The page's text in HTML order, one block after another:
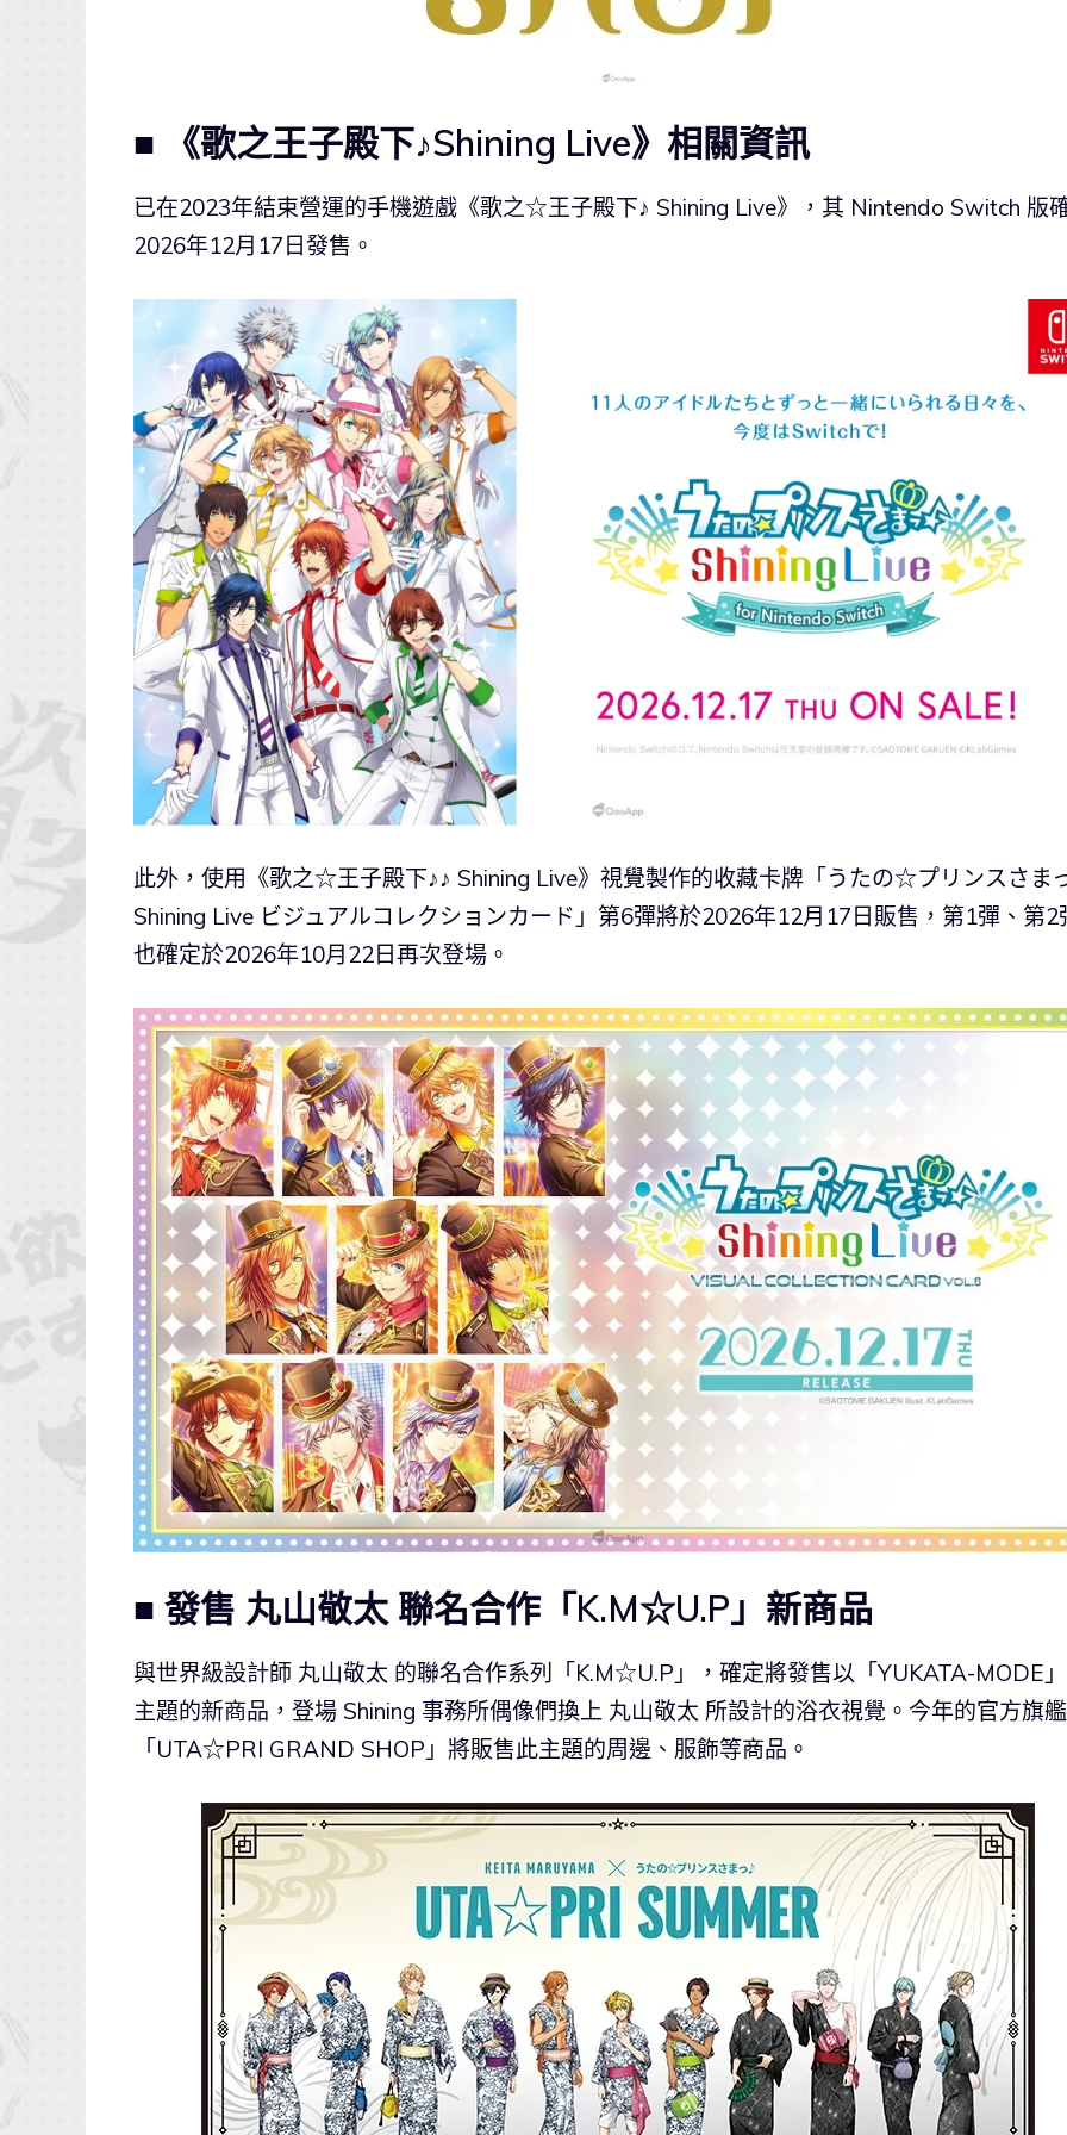
■ 《歌之王子殿下♪Shining Live》相關資訊
已在2023年結束營運的手機遊戲《歌之☆王子殿下♪ Shining Live》，其 Nintendo Switch 版
2026年12月17日發售。
此外，使用《歌之☆王子殿下♪♪ Shining Live》視覺製作的收藏卡牌「うたの☆プリンスさま
Shining Live ビジュアルコレクションカード」第6彈將於2026年12月17日販售，第1彈、第2
也確定於2026年10月22日再次登場。
■ 發售 丸山敬太 聯名合作「K.M☆U.P」新商品
與世界級設計師 丸山敬太 的聯名合作系列「K.M☆U.P」，確定將發售以「YUKATA-MODE
主題的新商品，登場 Shining 事務所偶像們換上 丸山敬太 所設計的浴衣視覺。今年的官方旗
「UTA☆PRI GRAND SHOP」將販售此主題的周邊、服飾等商品。